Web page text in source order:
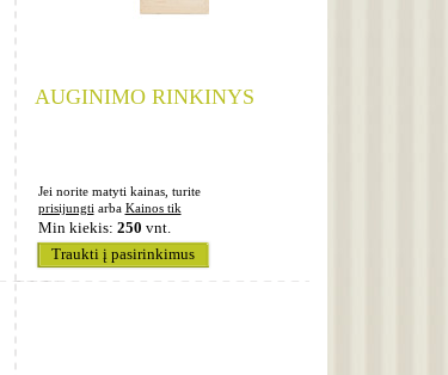
AUGINIMO RINKINYS
Jei norite matyti kainas, turite
prisijungti arba Kainos tik
Min kiekis: 250 vnt.
Traukti į pasirinkimus